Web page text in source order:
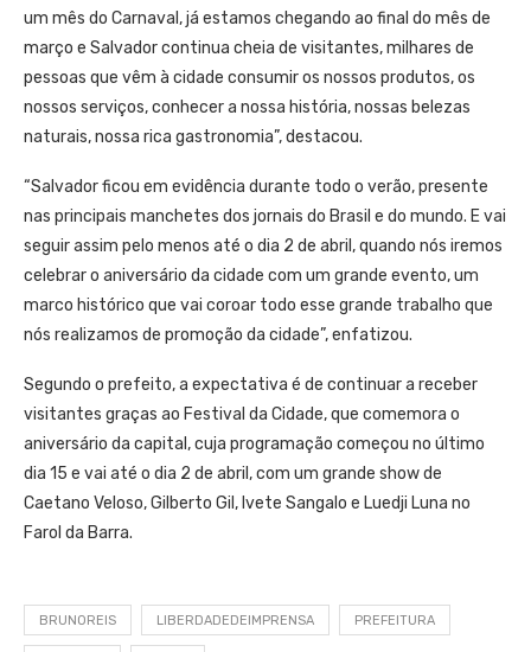
um mês do Carnaval, já estamos chegando ao final do mês de
março e Salvador continua cheia de visitantes, milhares de
pessoas que vêm à cidade consumir os nossos produtos, os
nossos serviços, conhecer a nossa história, nossas belezas
naturais, nossa rica gastronomia”, destacou.
“Salvador ficou em evidência durante todo o verão, presente
nas principais manchetes dos jornais do Brasil e do mundo. E vai
seguir assim pelo menos até o dia 2 de abril, quando nós iremos
celebrar o aniversário da cidade com um grande evento, um
marco histórico que vai coroar todo esse grande trabalho que
nós realizamos de promoção da cidade”, enfatizou.
Segundo o prefeito, a expectativa é de continuar a receber
visitantes graças ao Festival da Cidade, que comemora o
aniversário da capital, cuja programação começou no último
dia 15 e vai até o dia 2 de abril, com um grande show de
Caetano Veloso, Gilberto Gil, Ivete Sangalo e Luedji Luna no
Farol da Barra.
BRUNOREIS LIBERDADEDEIMPRENSA PREFEITURA